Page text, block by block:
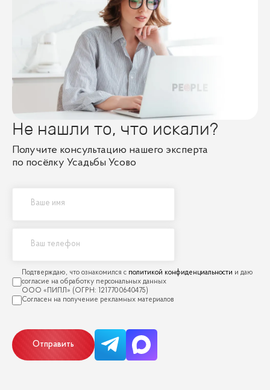
Не нашли то, что искали?
Получите консультацию нашего эксперта
по посёлку Усадьбы Усово
политикой конфиденциальности
Отправить